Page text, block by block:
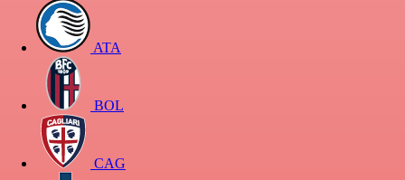
ATA
BOL
CAG